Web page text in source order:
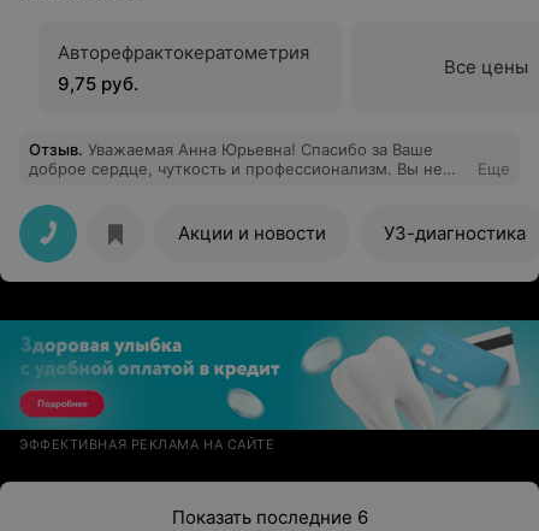
Авторефрактокератометрия
9,75 руб.
Все цены
Отзыв. Уважаемая Анна Юрьевна! Спасибо за Ваше
доброе сердце, чуткость и профессионализм. Вы не
принесет радость, здоровье и благополучие!
Еще
Акции и новости УЗ-диагностика
ЭФФЕКТИВНАЯ РЕКЛАМА НА САЙТЕ
Показать последние 6